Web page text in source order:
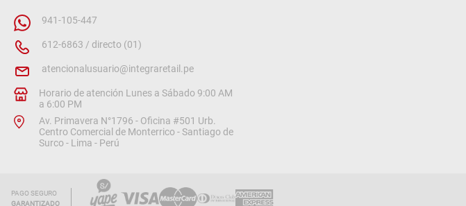
941-105-447
612-6863 / directo (01)
atencionalusuario@integraretail.pe
Horario de atención Lunes a Sábado 9:00 AM
a 6:00 PM
Av. Primavera N°1796 - Oficina #501 Urb.
Centro Comercial de Monterrico - Santiago de
Surco - Lima - Perú
PAGO SEGURO
GARANTIZADO